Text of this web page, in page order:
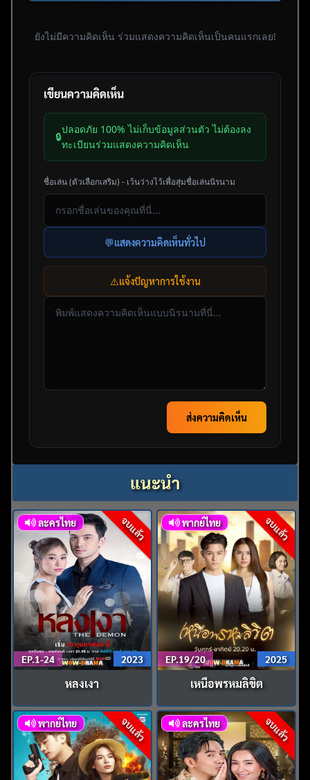
ยังไม่มีความคิดเห็น ร่วมแสดงความคิดเห็นเป็นคนแรกเลย!
เขียนความคิดเห็น
🔒
ปลอดภัย 100% ไม่เก็บข้อมูลส่วนตัว ไม่ต้องลง
ทะเบียนร่วมแสดงความคิดเห็น
ชื่อเล่น (ตัวเลือกเสริม) - เว้นว่างไว้เพื่อสุ่มชื่อเล่นนิรนาม
💬แสดงความคิดเห็นทั่วไป
⚠️แจ้งปัญหาการใช้งาน
ส่งความคิดเห็น
แนะนำ
จบแล้ว
ละครไทย
EP.1-24 2023
หลงเงา
จบแล้ว
พากย์ไทย
EP.19/20 2025
เหนือพรหมลิขิต
จบแล้ว
พากย์ไทย จบแล้ว
ละครไทย